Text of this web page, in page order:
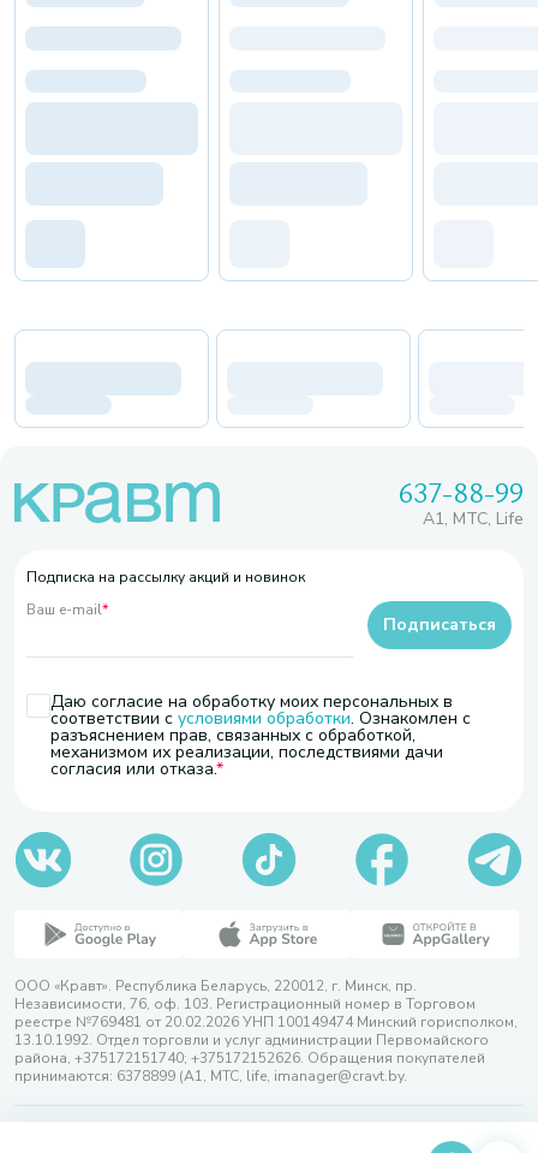
637-88-99
A1, МТС, Life
Подписка на рассылку акций и новинок
Ваш e-mail*
Даю согласие на обработку моих персональных в
соответствии с условиями обработки. Ознакомлен с
разъяснением прав, связанных с обработкой,
механизмом их реализации, последствиями дачи
согласия или отказа.
Подписаться
ООО «Кравт». Республика Беларусь, 220012, г. Минск, пр.
Независимости, 76, оф. 103. Регистрационный номер в Торговом
реестре №769481 от 20.02.2026 УНП 100149474 Минский горисполком,
13.10.1992. Отдел торговли и услуг администрации Первомайского
района, +375172151740; +375172152626. Обращения покупателей
принимаются: 6378899 (А1, МТС, life, imanager@cravt.by.